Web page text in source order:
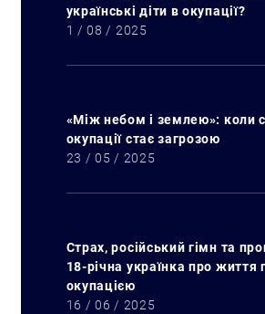
українські діти в окупації?
1 / 08 / 2025
«Між небом і землею»: коли
окупації стає загрозою
23 / 05 / 2025
Страх, російський гімн та
18-річна українка про життя
окупацією
16 / 06 / 2025